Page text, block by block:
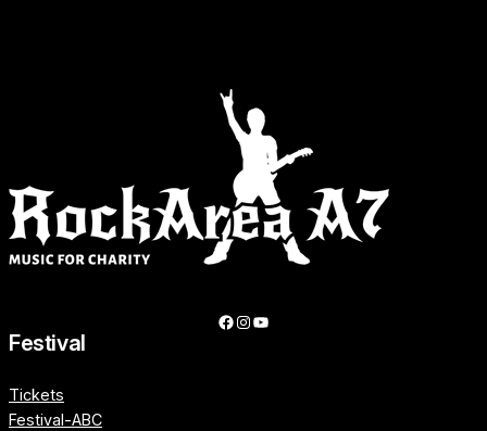
Facebook
Instagram
YouTube
Festival
Tickets
Festival-ABC